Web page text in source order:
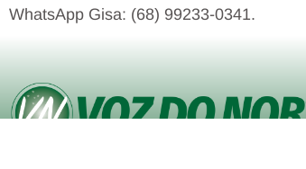
WhatsApp Gisa: (68) 99233-0341.